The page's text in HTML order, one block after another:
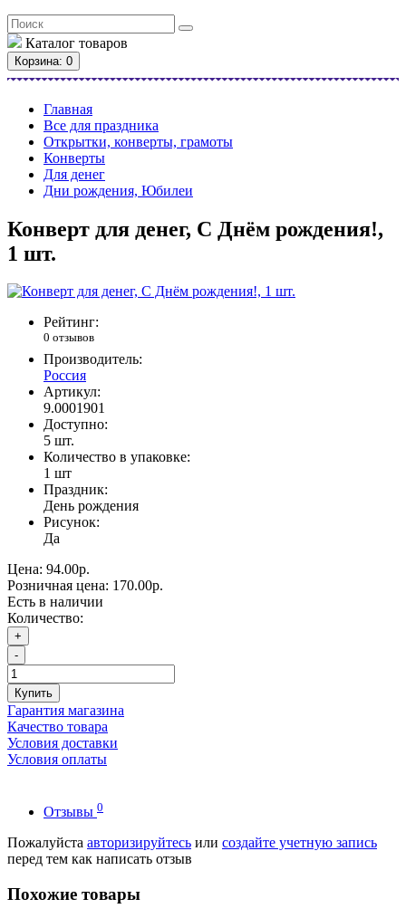
Каталог товаров
Корзина: 0
Главная
Все для праздника
Открытки, конверты, грамоты
Конверты
Для денег
Дни рождения, Юбилеи
Конверт для денег, С Днём рождения!,
1 шт.
Рейтинг:
0 отзывов
Производитель:
Россия
Артикул:
9.0001901
Доступно:
5 шт.
Количество в упаковке:
1 шт
Праздник:
День рождения
Рисунок:
Да
Цена: 94.00р.
Розничная цена: 170.00р.
Есть в наличии
Количество:
+
-
Купить
Гарантия магазина
Качество товара
Условия доставки
Условия оплаты
Отзывы 0
Пожалуйста авторизируйтесь или создайте учетную запись
перед тем как написать отзыв
Похожие товары